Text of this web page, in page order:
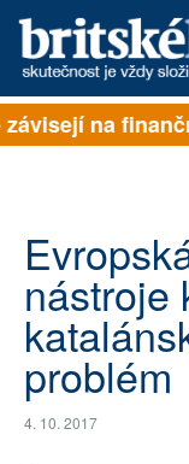
PŘIHLÁSIT
ARCHIV
ROZHOVORY
TÉMATA
NEJČTENĚJŠÍ ZA 7
na
nástroje
problém
4. 10. 2017